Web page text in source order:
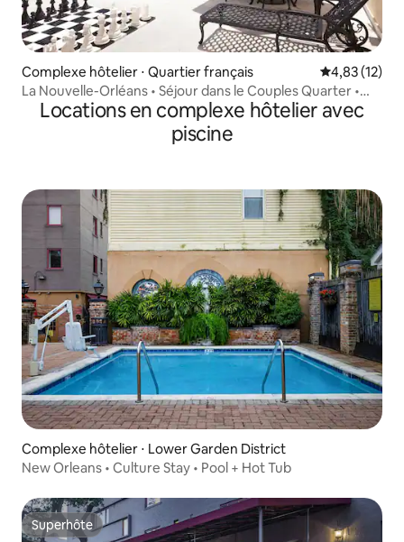
Complexe hôtelier ⋅ Quartier français Évaluation
4,83 (12)
La Nouvelle-Orléans • Séjour dans le Couples Quarter •
CourLocations en complexe hôtelier avec
piscine
Complexe hôtelier ⋅ Lower Garden District
New Orleans • Culture Stay • Pool + Hot Tub
Superhôte
Superhôte